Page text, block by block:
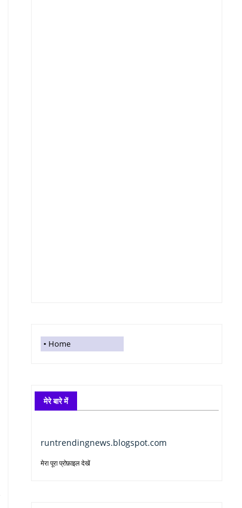
Home
मेरे बारे में
runtrendingnews.blogspot.com
मेरा पूरा प्रोफ़ाइल देखें